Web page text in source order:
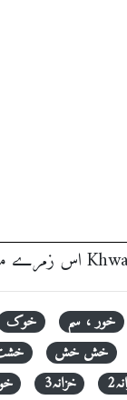
اس زمرے
خوک خور ، سم
خش خش
خزانہ3